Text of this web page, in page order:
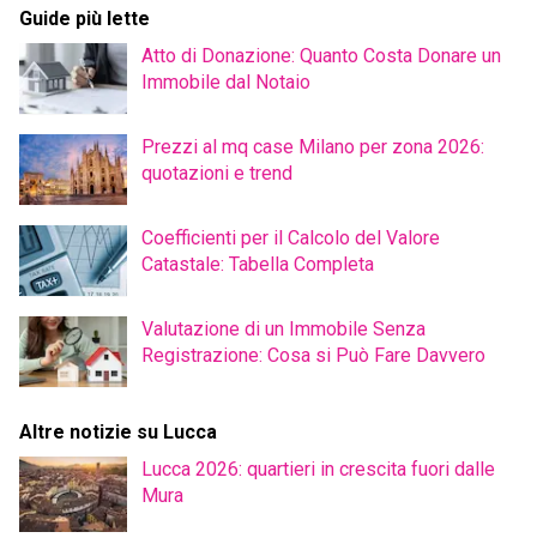
Guide più lette
Atto di Donazione: Quanto Costa Donare un
Immobile dal Notaio
Prezzi al mq case Milano per zona 2026:
quotazioni e trend
Coefficienti per il Calcolo del Valore
Catastale: Tabella Completa
Valutazione di un Immobile Senza
Registrazione: Cosa si Può Fare Davvero
Altre notizie su Lucca
Lucca 2026: quartieri in crescita fuori dalle
Mura